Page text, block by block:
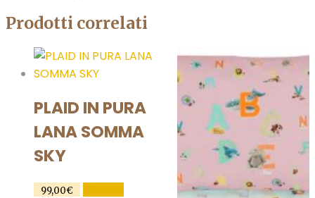
Prodotti correlati
PLAID IN PURA
LANA SOMMA
SKY
99,00€